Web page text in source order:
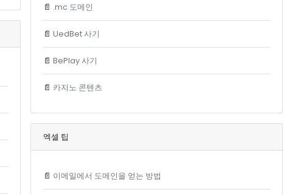
📄 .mc 도메인
📄 UedBet 사기
📄 BePlay 사기
📄 카지노 콘텐츠
엑셀 팁
📄 이메일에서 도메인을 얻는 방법